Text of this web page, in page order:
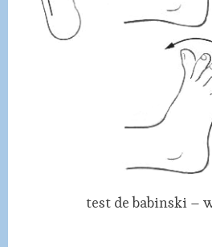
test de babinski –